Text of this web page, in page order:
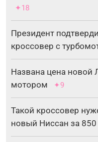
✦18
Президент
кроссовер с
Названа цена
мотором
✦9
Такой кроссовер
новый Ниссан за 850